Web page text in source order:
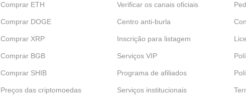
Comprar ETH
Comprar DOGE
Comprar XRP
Comprar BGB
Comprar SHIB
Preços das criptomoedas
Verificar os canais oficiais
Centro anti-burla
Inscrição para listagem
Serviços VIP
Programa de afiliados
Serviços institucionais